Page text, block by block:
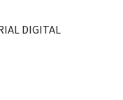
DIGITAL